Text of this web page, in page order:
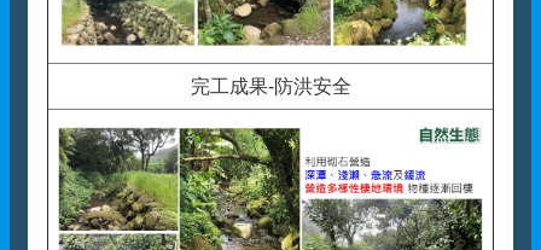
完工成果-防洪安全